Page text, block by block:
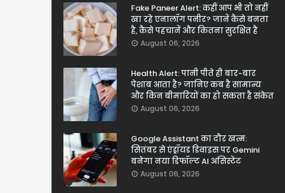
Fake Paneer Alert: कहीं आप भी तो नहीं
खा रहे एनालॉग पनीर? जानें कैसे बनता
है, कैसे पहचानें और कितना सुरक्षित है
August 06, 2026
Health Alert: पानी पीते ही बार-बार
पेशाब आता है? जानिए कब है सामान्य
और किन बीमारियों का हो सकता है संकेत
August 06, 2026
Google Assistant का दौर खत्म:
सितंबर से एंड्रॉयड डिवाइस पर Gemini
बनेगा नया डिफॉल्ट AI असिस्टेंट
August 06, 2026